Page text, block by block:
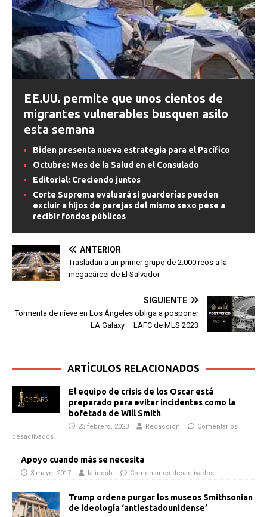
EE.UU. permite que unos cientos de
migrantes vulnerables busquen asilo
esta semana
Biden presenta nueva estrategia para el Pacífico
Octubre: Mes de la Salud en el Consulado
Editorial: Creciendo juntos
Corte Suprema evaluará si guarderías pueden
excluir a hijos de parejas del mismo sexo pese a
recibir fondos públicos
ANTERIOR
Trasladan a un primer grupo de 2.000 reos a la
megacárcel de El Salvador
SIGUIENTE
Tormenta de nieve en Los Ángeles obliga a posponer
LA Galaxy – LAFC de MLS 2023
ARTÍCULOS RELACIONADOS
El equipo de crisis de los Oscar está
preparado para evitar incidentes como la
bofetada de Will Smith
23 febrero, 2023 Redaccion
Comentarios
desactivados
Apoyo cuando más se necesita
3 mayo, 2017 latinosb Comentarios desactivados
Trump ordena purgar los museos Smithsonian
de ideología ‘antiestadounidense’